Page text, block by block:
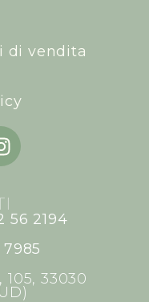
di vendita
56 2194
33030